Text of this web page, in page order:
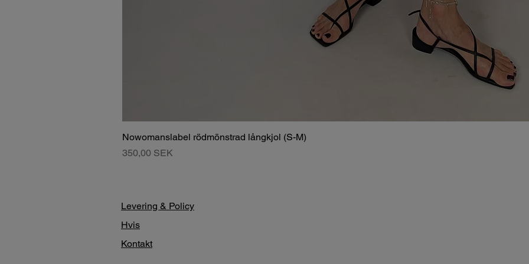
Nowomanslabel rödmönstrad långkjol (S-M)
Pris
350,00 SEK
Levering & Policy
Hvis
Kontakt